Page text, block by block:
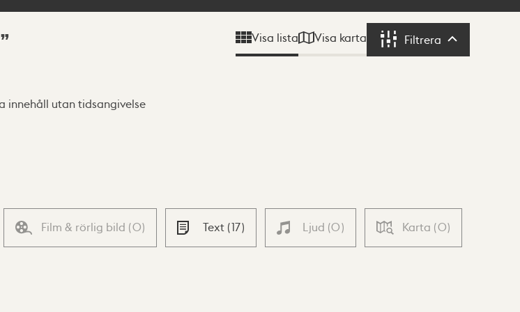
Visa lista Visa karta Filtrera Filtrera
innehåll utan tidsangivelse
Film & rörlig bild (0) Text (17) Ljud (0) Karta (0)